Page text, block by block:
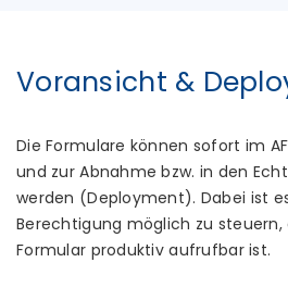
Voransicht &
Die Formulare können sofort im
und zur Abnahme bzw. in den
werden (Deployment). Dabei ist
Berechtigung möglich zu
Formular produktiv aufrufbar ist.